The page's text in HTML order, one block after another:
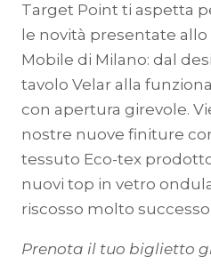
Target Point ti aspetta
le novità presentate allo
Mobile di Milano: dal
tavolo Velar alla
con apertura girevole.
nostre nuove finiture
tessuto Eco-tex
nuovi top in vetro
riscosso molto
Prenota il tuo biglietto